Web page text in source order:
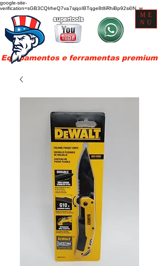
google-site-
verification=sGB3CQIrheQ7va7sjqoIBTqge8tlIiRhiBp92si0N_w
Equipamentos e ferramentas premium
supertools
ME
NU